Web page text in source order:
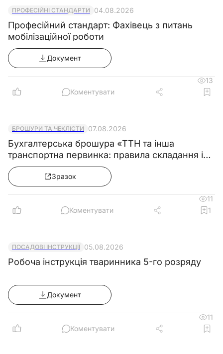
ПРОФЕСІЙНІ СТАНДАРТИ 04.08.2026
Професійний стандарт: Фахівець з питань
мобілізаційної роботи
Документ
13
Коментувати
БРОШУРИ ТА ЧЕКЛІСТИ 07.08.2026
Бухгалтерська брошура «ТТН та інша
транспортна первинка: правила складання і
зразки»
Зразок
11
Коментувати
1
ПОСАДОВІ ІНСТРУКЦІЇ 05.08.2026
Робоча інструкція тваринника 5-го розряду
Документ
11
Коментувати